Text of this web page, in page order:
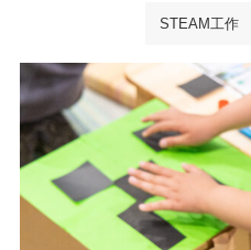
STEAM工作